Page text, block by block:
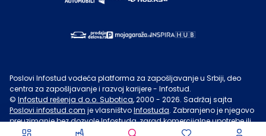
Poslovi Infostud vodeća platforma za zapošljavanje u Srbiji, deo
centra za zapošljavanje i razvoj karijere - Infostud.
© Infostud rešenja d.o.o. Subotica, 2000 - 2026. Sadržaj sajta
Poslovi.infostud.com je vlasništvoInfostuda. Zabranjeno je njegovo
preuzimanje bez dozvoleInfostuda, zarad komercijalne upotrebe ili
u druge svrhe, osim za lične potrebe posetilaca sajta.